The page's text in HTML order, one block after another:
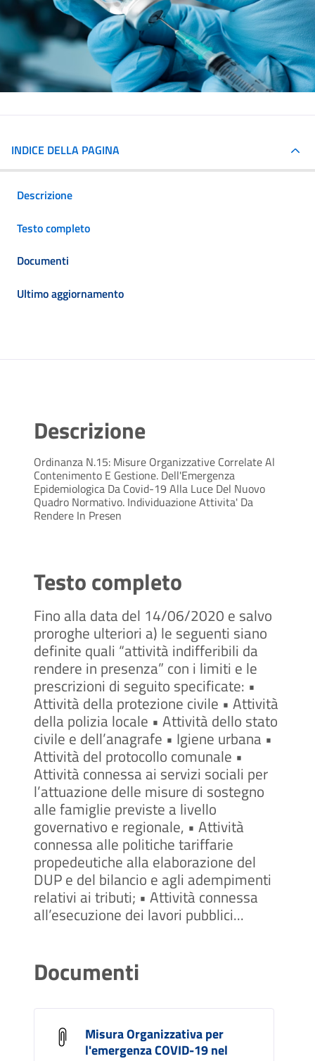
INDICE DELLA PAGINA
Descrizione
Testo completo
Documenti
Ultimo aggiornamento
Descrizione
Ordinanza N.15: Misure Organizzative Correlate Al
Contenimento E Gestione. Dell'Emergenza
Epidemiologica Da Covid-19 Alla Luce Del Nuovo
Quadro Normativo. Individuazione Attivita' Da
Rendere In Presen
Testo completo
Fino alla data del 14/06/2020 e salvo
proroghe ulteriori a) le seguenti siano
definite quali “attività indifferibili da
rendere in presenza” con i limiti e le
prescrizioni di seguito specificate: •
Attività della protezione civile • Attività
della polizia locale • Attività dello stato
civile e dell’anagrafe • Igiene urbana •
Attività del protocollo comunale •
Attività connessa ai servizi sociali per
l’attuazione delle misure di sostegno
alle famiglie previste a livello
governativo e regionale, • Attività
connessa alle politiche tariffarie
propedeutiche alla elaborazione del
DUP e del bilancio e agli adempimenti
relativi ai tributi; • Attività connessa
all’esecuzione dei lavori pubblici...
Documenti
Misura Organizzativa per
l'emergenza COVID-19 nel